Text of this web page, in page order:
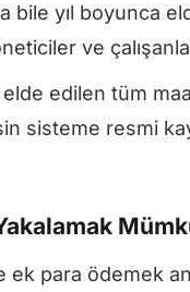
bile yıl boyunca
ve
edilen tüm
sisteme resmi
para ödemek